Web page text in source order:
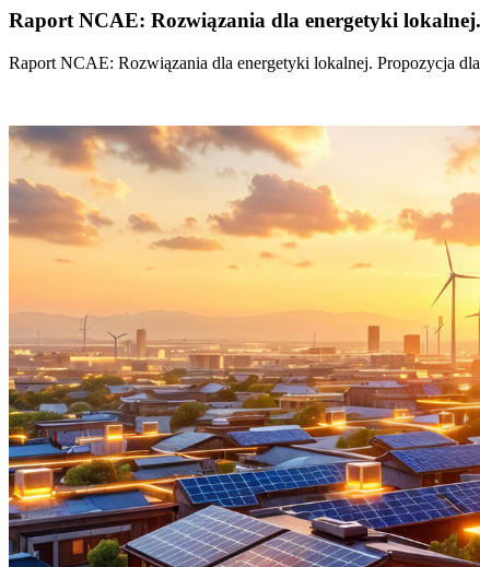
Raport NCAE: Rozwiązania dla energetyki lokalnej.
Raport NCAE: Rozwiązania dla energetyki lokalnej. Propozycja dla